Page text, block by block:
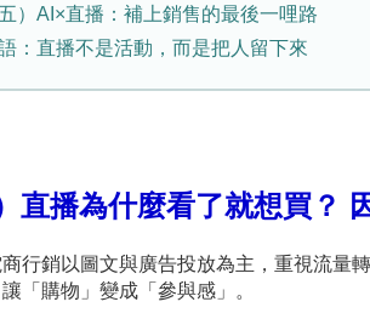
五）AI×直播：補上銷售的最後一哩路
：直播不是活動，而是把人留下來
直播為什麼看了就想買？
行銷以圖文與廣告投放為主，重視流量
「購物」變成「參與感」。